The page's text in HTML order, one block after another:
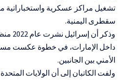
تشغيل مراكز عسكرية
سقطرى اليمنية.
وذكر
داخل الإمارات، في خطوة عكست
الأمني بين الجانبين.
ولفت الكاتبان إلى أن الولايات